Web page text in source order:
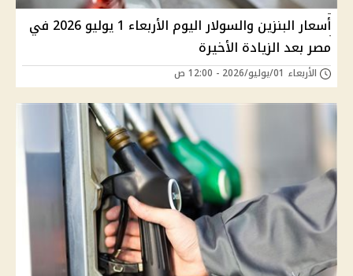
أسعار البنزين والسولار اليوم الأربعاء 1 يوليو 2026 في
مصر بعد الزيادة الأخيرة
الأربعاء 01/يوليو/2026 - 12:00 ص